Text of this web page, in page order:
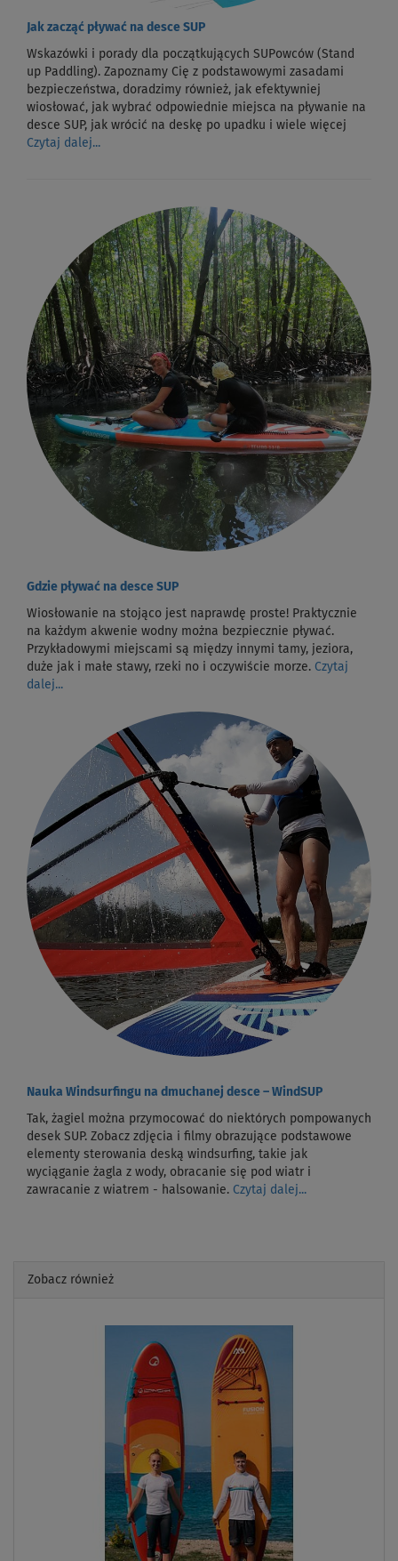
Jak zacząć pływać na desce SUP
Wskazówki i porady dla początkujących SUPowców (Stand
up Paddling). Zapoznamy Cię z podstawowymi zasadami
bezpieczeństwa, doradzimy również, jak efektywniej
wiosłować, jak wybrać odpowiednie miejsca na pływanie na
desce SUP, jak wrócić na deskę po upadku i wiele więcej
Czytaj dalej...
Gdzie pływać na desce SUP
Wiosłowanie na stojąco jest naprawdę proste! Praktycznie
na każdym akwenie wodny można bezpiecznie pływać.
Przykładowymi miejscami są między innymi tamy, jeziora,
duże jak i małe stawy, rzeki no i oczywiście morze. Czytaj
dalej...
Nauka Windsurfingu na dmuchanej desce – WindSUP
Tak, żagiel można przymocować do niektórych pompowanych
desek SUP. Zobacz zdjęcia i filmy obrazujące podstawowe
elementy sterowania deską windsurfing, takie jak
wyciąganie żagla z wody, obracanie się pod wiatr i
zawracanie z wiatrem - halsowanie. Czytaj dalej...
Zobacz również